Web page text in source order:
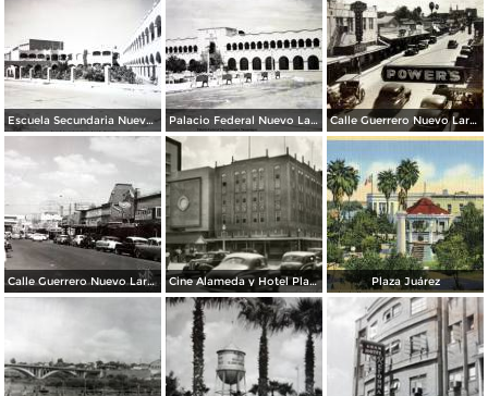
Escuela Secundaria Nuevo Laredo, Tamaulipas Palacio Federal Nuevo Laredo, Tamaulipas Calle Guerrero Nuevo Laredo.
Calle Guerrero Nuevo Laredo Cine Alameda y Hotel Plaza Plaza Juárez